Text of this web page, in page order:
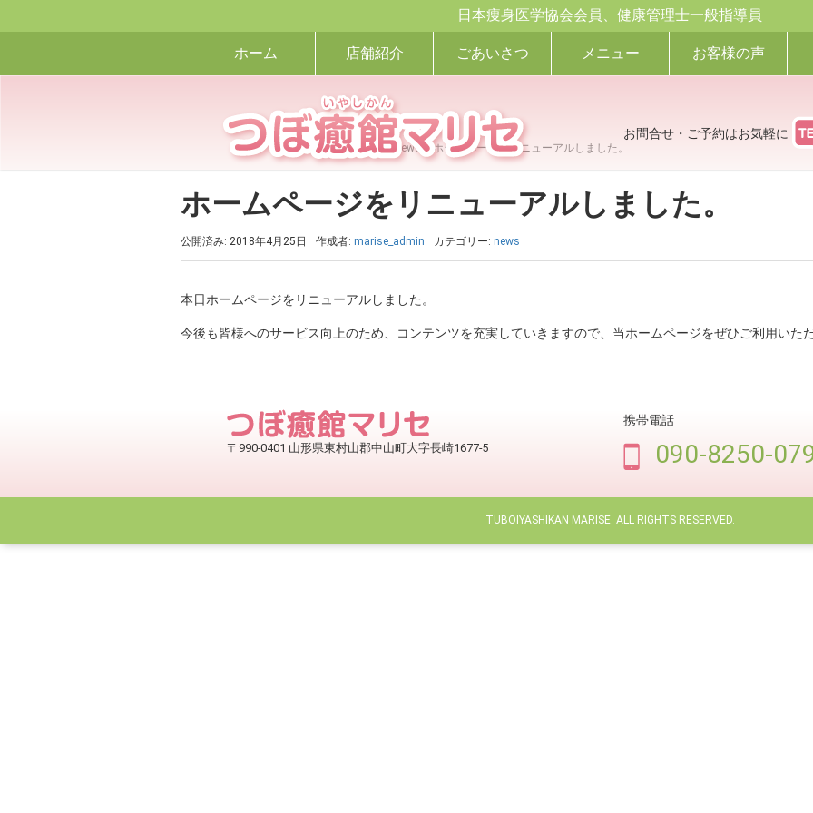
日本痩身医学協会会員、健康管理士一般指導員
ホーム 店舗紹介 ごあいさつ メニュー お客様の声
お問合せ・ご予約はお気軽に
HOME> news> ホームページをリニューアルしました。
ホームページをリニューアルしました。
公開済み: 2018年4月25日 作成者:marise_admin カテゴリー:news
本日ホームページをリニューアルしました。
今後も皆様へのサービス向上のため、コンテンツを充実していきますので、当ホームページをぜひご利用いた
〒990-0401 山形県東村山郡中山町大字長崎1677-5
携帯電話
090-8250-
TUBOIYASHIKAN MARISE. ALL RIGHTS RESERVED.